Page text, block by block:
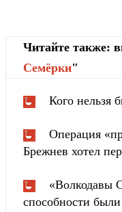
Читайте также:
Cемёрки"
Кого нельзя
Операция
Брежнев хотел
«Волкодавы
способности